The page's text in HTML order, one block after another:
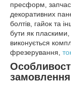
пресформ,
декоративних
болтів, гайок та
бути як
виконується
фрезерування,
замовлення